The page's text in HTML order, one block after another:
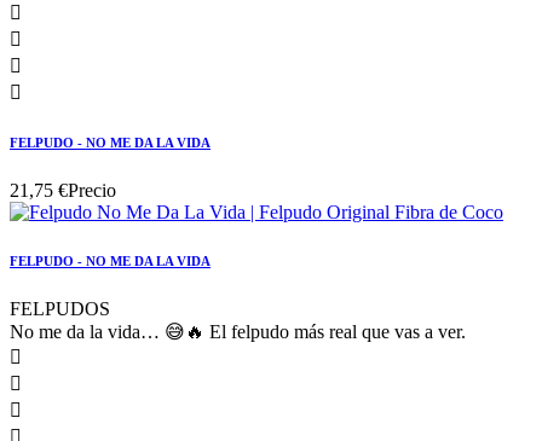




FELPUDO - NO ME DA LA VIDA
21,75 €Precio
FELPUDO - NO ME DA LA VIDA
FELPUDOS
No me da la vida… 😅🔥 El felpudo más real que vas a ver.



